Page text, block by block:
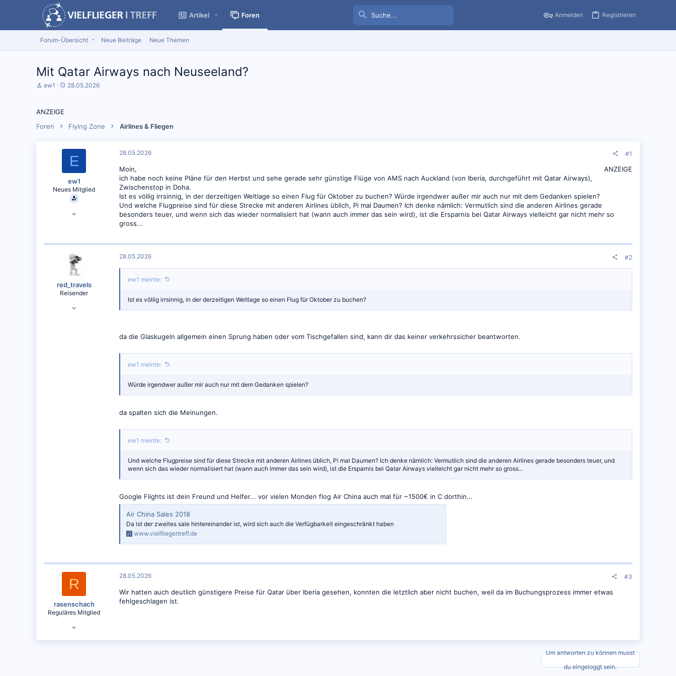
Artikel Foren Anmelden Registrieren
Forum-Übersicht Neue Beiträge Neue Themen
Mit Qatar Airways nach Neuseeland?
S
r
e
ew1
D
S
r
28.05.2026
ANZEIGE
Foren
Flying Zone Airlines & Fliegen
E
ew1
Neues Mitglied
28.05.2026 #1
ANZEIGE
Moin,
ich habe noch keine Pläne für den Herbst und sehe gerade sehr günstige Flüge von AMS nach Auckland (von Iberia, durchgeführt mit Qatar Airways),
Zwischenstop in Doha.
Ist es völlig irrsinnig, in der derzeitigen Weltlage so einen Flug für Oktober zu buchen? Würde irgendwer außer mir auch nur mit dem Gedanken spielen?
Und welche Flugpreise sind für diese Strecke mit anderen Airlines üblich, Pi mal Daumen? Ich denke nämlich: Vermutlich sind die anderen Airlines gerade
besonders teuer, und wenn sich das wieder normalisiert hat (wann auch immer das sein wird), ist die Ersparnis bei Qatar Airways vielleicht gar nicht mehr so
gross...
red_travels
Reisender
28.05.2026 #2
ew1 meinte:
Ist es völlig irrsinnig, in der derzeitigen Weltlage so einen Flug für Oktober zu buchen?
da die Glaskugeln allgemein einen Sprung haben oder vom Tischgefallen sind, kann dir das keiner verkehrssicher beantworten.
ew1 meinte:
Würde irgendwer außer mir auch nur mit dem Gedanken spielen?
da spalten sich die Meinungen.
ew1 meinte:
Und welche Flugpreise sind für diese Strecke mit anderen Airlines üblich, Pi mal Daumen? Ich denke nämlich: Vermutlich sind die anderen Airlines gerade besonders teuer, und
wenn sich das wieder normalisiert hat (wann auch immer das sein wird), ist die Ersparnis bei Qatar Airways vielleicht gar nicht mehr so gross...
Google Flights ist dein Freund und Helfer... vor vielen Monden flog Air China auch mal für ~1500€ in C dorthin...
Air China Sales 2018
Da ist der zweites sale hintereinander ist, wird sich auch die Verfügbarkeit eingeschränkt haben
www.vielfliegertreff.de
R
rasenschach
Reguläres Mitglied
28.05.2026 #3
Wir hatten auch deutlich günstigere Preise für Qatar über Iberia gesehen, konnten die letztlich aber nicht buchen, weil da im Buchungsprozess immer etwas
fehlgeschlagen ist.
Um antworten zu können musst
du eingeloggt sein.